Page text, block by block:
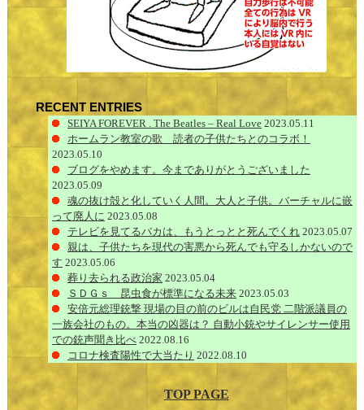
RECENT ENTRIES
SEIYA FOREVER . The Beatles – Real Love 2023.05.11
ホームラン教室の歌 読者の子供たちとのコラボ！
2023.05.10
ブログをやめます。今までありがとうございました
2023.05.09
魂の抜け殻と化していく人間。大人と子供。バーチャルに嵌
って廃人に 2023.05.08
テレビを見てるバカは、もうとっとと死んでくれ 2023.05.07
親は、子供たちを現代の害悪から死んでも守るしかないので
す 2023.05.06
葬り去られる政治家 2023.05.04
ＳＤＧｓ 昆虫食が標準になる未来 2023.05.03
安倍元総理銃撃 現場の目の前のビルは自民党 二階派議員の
一族会社のもの。本当の凶器は？ 自動小銃やサイレンサー使用
での銃声聞き比べ 2022.08.16
コロナ検査陽性で大当たり 2022.08.10
TOP PAGE